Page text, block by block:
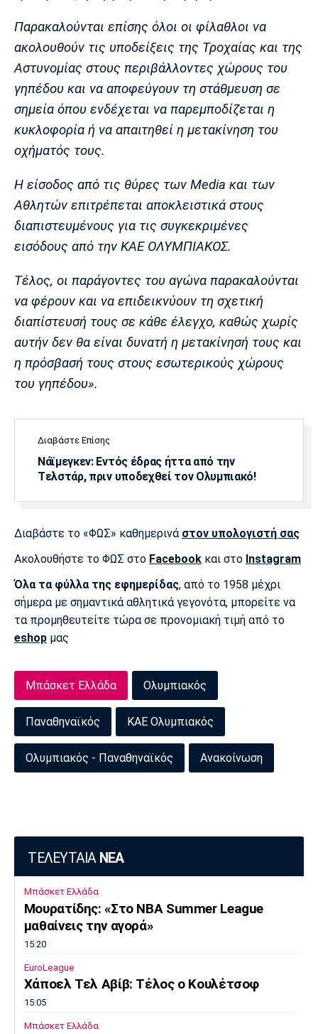
Παρακαλούνται επίσης όλοι οι φίλαθλοι να
ακολουθούν τις υποδείξεις της Τροχαίας και της
Αστυνομίας στους περιβάλλοντες χώρους του
γηπέδου και να αποφεύγουν τη στάθμευση σε
σημεία όπου ενδέχεται να παρεμποδίζεται η
κυκλοφορία ή να απαιτηθεί η μετακίνηση του
οχήματός τους.
Η είσοδος από τις θύρες των Media και των
Αθλητών επιτρέπεται αποκλειστικά στους
διαπιστευμένους για τις συγκεκριμένες
εισόδους από την ΚΑΕ ΟΛΥΜΠΙΑΚΟΣ.
Τέλος, οι παράγοντες του αγώνα παρακαλούνται
να φέρουν και να επιδεικνύουν τη σχετική
διαπίστευσή τους σε κάθε έλεγχο, καθώς χωρίς
αυτήν δεν θα είναι δυνατή η μετακίνησή τους και
η πρόσβασή τους στους εσωτερικούς χώρους
του γηπέδου».
Διαβάστε Επίσης
Νάϊμεγκεν: Εντός έδρας ήττα από την
Tελστάρ, πριν υποδεχθεί τον Ολυμπιακό!
Διαβάστε το «ΦΩΣ» καθημερινά στον υπολογιστή σας
Ακολουθήστε το ΦΩΣ στο Facebook και στο Instagram
Όλα τα φύλλα της εφημερίδας, από το 1958 μέχρι
σήμερα με σημαντικά αθλητικά γεγονότα, μπορείτε να
τα προμηθευτείτε τώρα σε προνομιακή τιμή από το
eshop μας
Μπάσκετ Ελλάδα Ολυμπιακός
Παναθηναϊκός ΚΑΕ Ολυμπιακός
Ολυμπιακός - Παναθηναϊκός Ανακοίνωση
ΤΕΛΕΥΤΑΙΑ ΝΕΑ
Μπάσκετ Ελλάδα
Μουρατίδης: «Στο NBA Summer League
μαθαίνεις την αγορά»
15:20
EuroLeague
Χάποελ Τελ Αβίβ: Τέλος ο Κουλέτσοφ
15:05
Μπάσκετ Ελλάδα